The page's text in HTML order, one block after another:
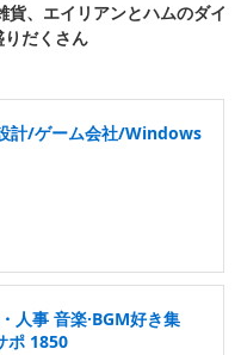
貨、エイリアンとハムのダイ
だくさん
計/ゲーム会社/Windows
人事 音楽·BGM好き集
ポ 1850